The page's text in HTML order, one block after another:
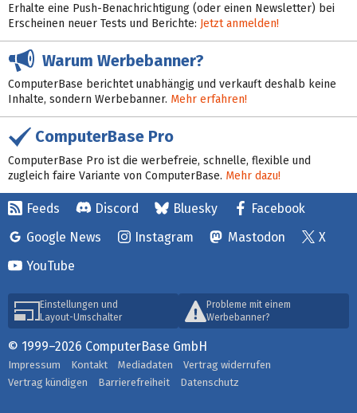
Erhalte eine Push-Benachrichtigung (oder einen Newsletter) bei
Erscheinen neuer Tests und Berichte: Jetzt anmelden!
Warum Werbebanner?
ComputerBase berichtet unabhängig und verkauft deshalb keine
Inhalte, sondern Werbebanner. Mehr erfahren!
ComputerBase Pro
ComputerBase Pro ist die werbefreie, schnelle, flexible und
zugleich faire Variante von ComputerBase. Mehr dazu!
Feeds Discord Bluesky
Facebook
Google News
Instagram Mastodon
X
YouTube
Einstellungen und
Layout-Umschalter
Probleme mit einem
Werbebanner?
© 1999–2026 ComputerBase GmbH
Impressum Kontakt Mediadaten
Vertrag widerrufen
Vertrag kündigen
Barrierefreiheit Datenschutz